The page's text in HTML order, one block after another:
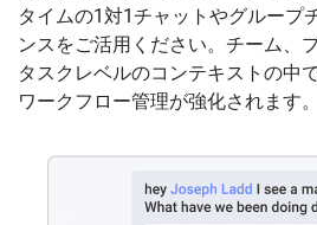
タイムの1対1チャットやグループ
ンスをご活用ください。チーム、
タスクレベルのコンテキストの中
ワークフロー管理が強化されます。